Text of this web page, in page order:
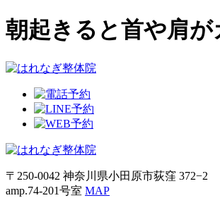
朝起きると首や肩
〒250-0042 神奈川県小田原市荻窪 372−2
amp.74-201号室 MAP